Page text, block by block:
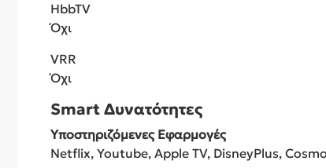
HbbTV
Όχι
VRR
Όχι
Smart Δυνατότητες
Υποστηριζόμενες Εφαρμογές
Netflix, Youtube, Apple TV, DisneyPlus,